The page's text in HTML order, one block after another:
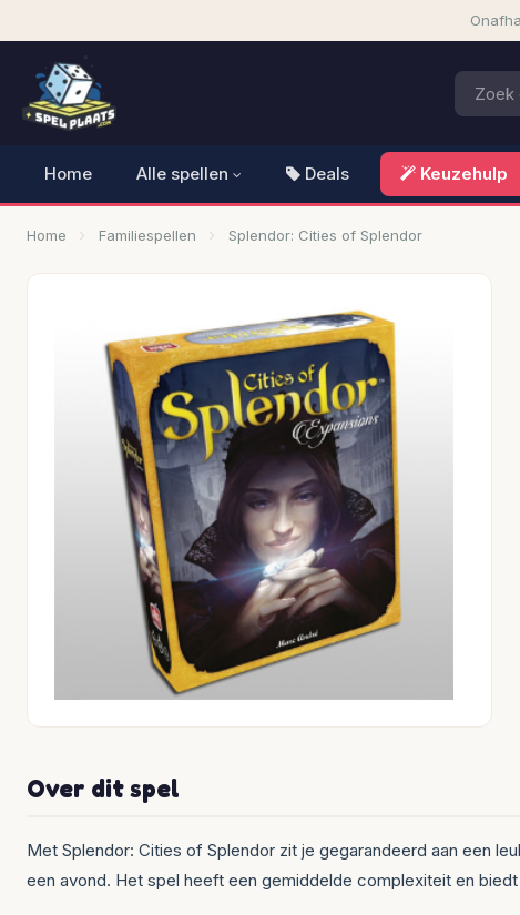
Home Alle spellen Deals Keuzehulp
Home Familiespellen Splendor: Cities of Splendor
Over dit spel
Met Splendor: Cities of Splendor zit je gegarandeerd aan een
een avond. Het spel heeft een gemiddelde complexiteit en